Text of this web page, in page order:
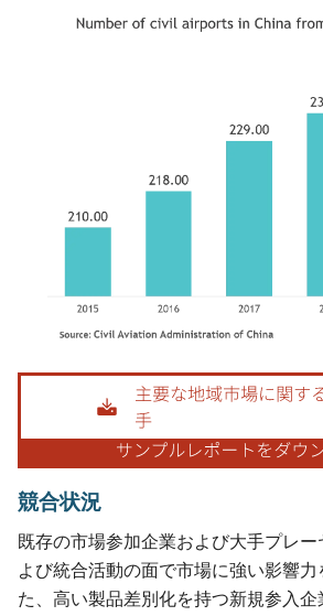
画像 © Mordor Intelligence。再利用にはCC BY 4.0
競合状況
既存の市場参加企業および大手プレ
よび統合活動の面で市場に強い影響力
た、高い製品差別化を持つ新規参入